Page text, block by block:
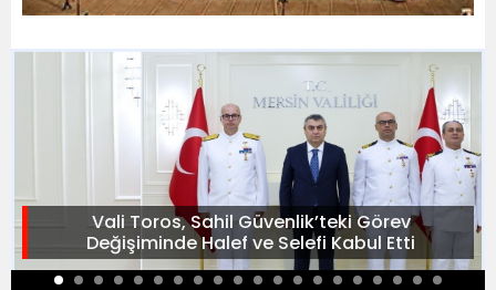
Vali Toros, Sahil Güvenlik’teki Görev
Değişiminde Halef ve Selefi Kabul Etti